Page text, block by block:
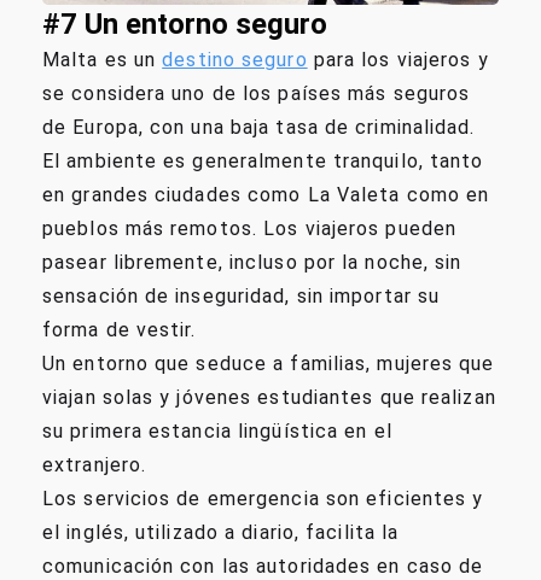
#7 Un entorno seguro
Malta es undestino seguro para los viajeros y
se considera uno de los países más seguros
de Europa, con una baja tasa de criminalidad.
El ambiente es generalmente tranquilo, tanto
en grandes ciudades como La Valeta como en
pueblos más remotos. Los viajeros pueden
pasear libremente, incluso por la noche, sin
sensación de inseguridad, sin importar su
forma de vestir.
Un entorno que seduce a familias, mujeres que
viajan solas y jóvenes estudiantes que realizan
su primera estancia lingüística en el
extranjero.
Los servicios de emergencia son eficientes y
el inglés, utilizado a diario, facilita la
comunicación con las autoridades en caso de